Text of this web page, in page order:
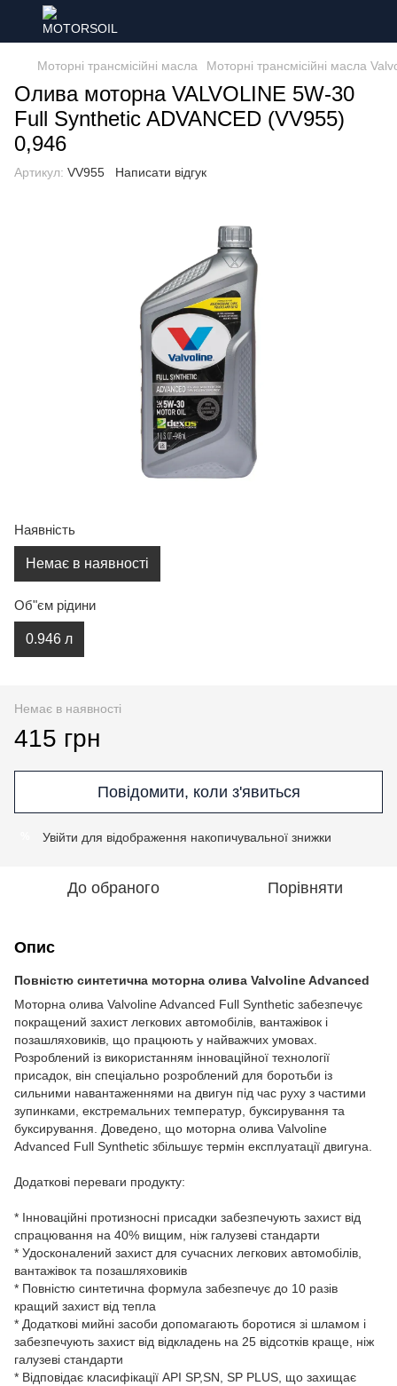
Моторні трансмісійні масла Моторні трансмісійні масла
Олива моторна VALVOLINE 5W-30
Full Synthetic ADVANCED (VV955)
0,946
Артикул: VV955 Написати відгук
Наявність
Немає в наявності
Об"єм рідини
0.946 л
Немає в наявності
415 грн
Повідомити, коли з'явиться
Увійти для відображення накопичувальної знижки
До обраного Порівняти
Опис
Повністю синтетична моторна олива Valvoline Advanced
Моторна олива Valvoline Advanced Full Synthetic забезпечує
покращений захист легкових автомобілів, вантажівок і
позашляховиків, що працюють у найважчих умовах.
Розроблений із використанням інноваційної технології
присадок, він спеціально розроблений для боротьби із
сильними навантаженнями на двигун під час руху з частими
зупинками, екстремальних температур, буксирування та
буксирування. Доведено, що моторна олива Valvoline
Advanced Full Synthetic збільшує термін експлуатації двигуна.
Додаткові переваги продукту:
* Інноваційні протизносні присадки забезпечують захист від
спрацювання на 40% вищим, ніж галузеві стандарти
* Удосконалений захист для сучасних легкових автомобілів,
вантажівок та позашляховиків
* Повністю синтетична формула забезпечує до 10 разів
кращий захист від тепла
* Додаткові мийні засоби допомагають боротися зі шламом і
забезпечують захист від відкладень на 25 відсотків краще, ніж
галузеві стандарти
* Відповідає класифікації API SP,SN, SP PLUS, що захищає